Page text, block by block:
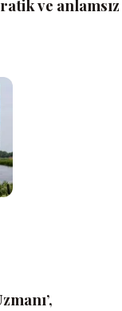
ve anlamsız
,